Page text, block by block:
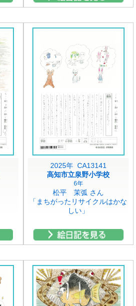
2025年 CA13141
高知市立泉野小学校
6年
松平 茉弧 さん
「まちがったリサイクルはかな
しい」